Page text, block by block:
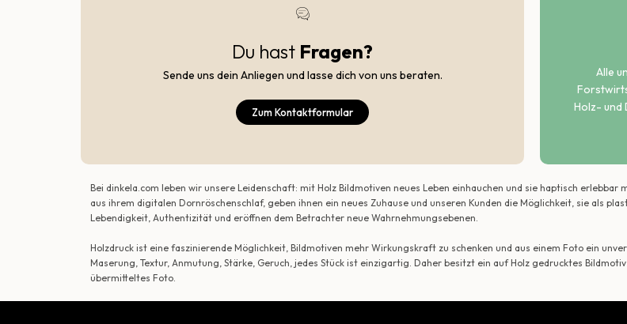
Du hast Fragen?
Sende uns dein Anliegen und lasse dich von uns beraten.
Zum Kontaktformular
Alle
Holz- und
Bei dinkela.com leben wir unsere Leidenschaft: mit Holz Bildmotiven neues Leben einhauchen und sie haptisch erlebbar
aus ihrem digitalen Dornröschenschlaf, geben ihnen ein neues Zuhause und unseren Kunden die Möglichkeit, sie als
Lebendigkeit, Authentizität und eröffnen dem Betrachter neue Wahrnehmungsebenen.
Holzdruck ist eine faszinierende Möglichkeit, Bildmotiven mehr Wirkungskraft zu schenken und aus einem Foto ein
Maserung, Textur, Anmutung, Stärke, Geruch, jedes Stück ist einzigartig. Daher besitzt ein auf Holz gedrucktes
übermitteltes Foto.